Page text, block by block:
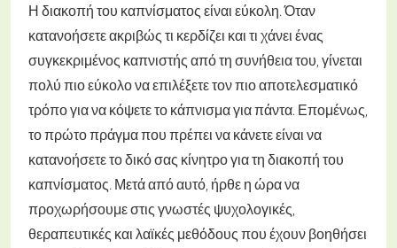
Η διακοπή του καπνίσματος είναι εύκολη. Όταν
κατανοήσετε ακριβώς τι κερδίζει και τι χάνει ένας
συγκεκριμένος καπνιστής από τη συνήθεια του, γίνεται
πολύ πιο εύκολο να επιλέξετε τον πιο αποτελεσματικό
τρόπο για να κόψετε το κάπνισμα για πάντα. Επομένως,
το πρώτο πράγμα που πρέπει να κάνετε είναι να
κατανοήσετε το δικό σας κίνητρο για τη διακοπή του
καπνίσματος. Μετά από αυτό, ήρθε η ώρα να
προχωρήσουμε στις γνωστές ψυχολογικές,
θεραπευτικές και λαϊκές μεθόδους που έχουν βοηθήσει